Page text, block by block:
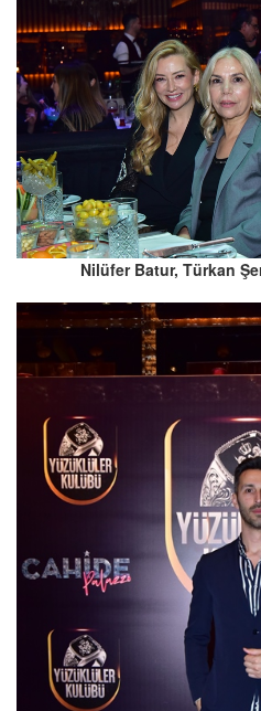
Nilüfer Batur, Türkan